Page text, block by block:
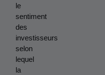
le
sentiment
des
investisseurs
selon
lequel
la